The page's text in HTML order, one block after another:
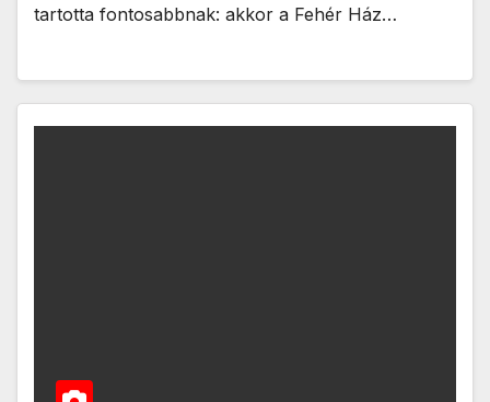
tartotta fontosabbnak: akkor a Fehér Ház…